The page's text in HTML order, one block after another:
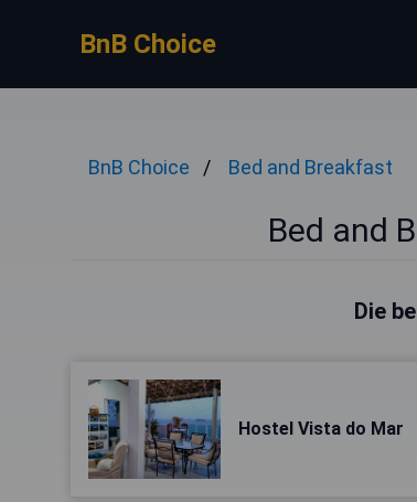
BnB Choice
BnB Choice Bed and Breakfast
Bed and
Die
Hostel Vista do Mar